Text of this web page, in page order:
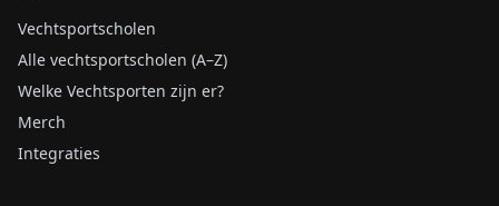
Vechtsportscholen
Alle vechtsportscholen (A–Z)
Welke Vechtsporten zijn er?
Merch
Integraties